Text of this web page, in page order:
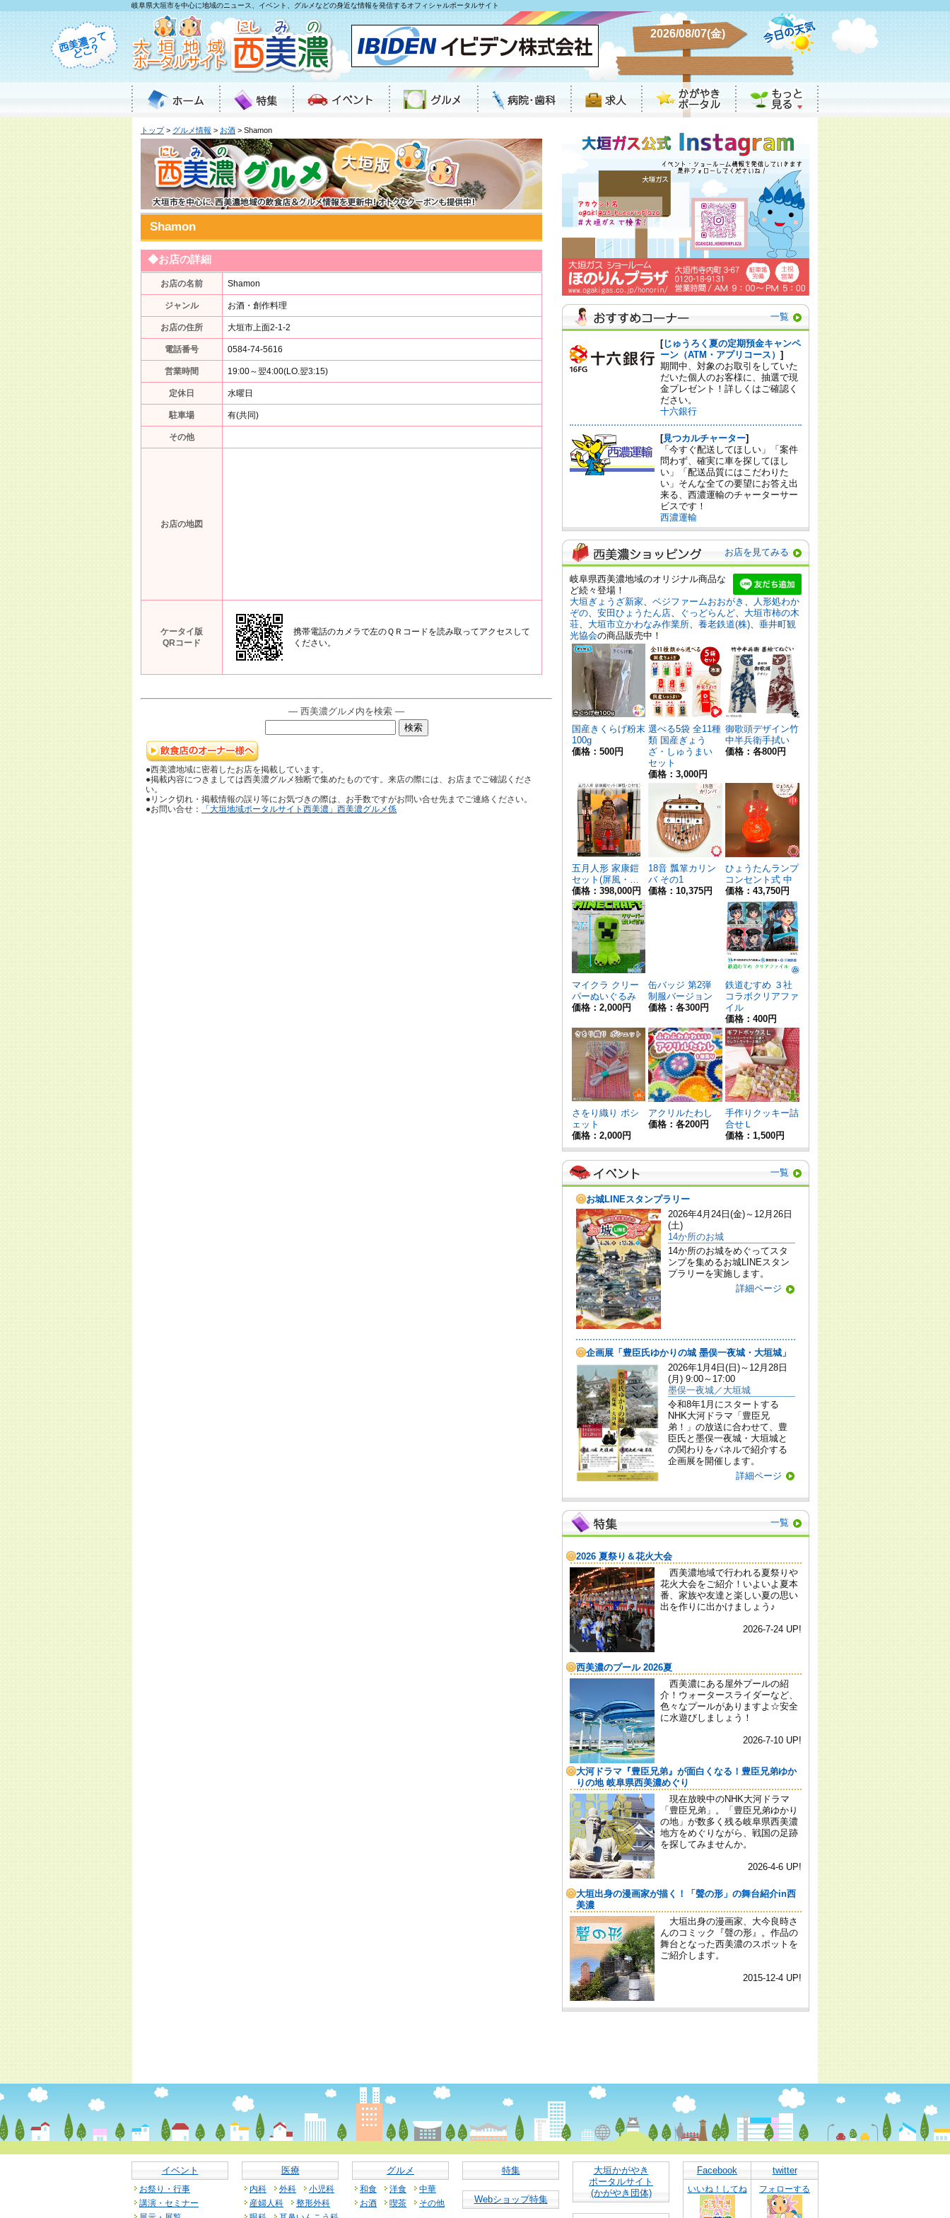
岐阜県大垣市を中心に地域のニュース、イベント、グルメなどの身近な情報を発信するオフィシャルポータルサイト
2026/08/07(金)
トップ> グルメ情報 > お酒 > Shamon
Shamon
◆お店の詳細
お店の名前 Shamon
ジャンル お酒・創作料理
お店の住所 大垣市上面2-1-2
電話番号 0584-74-5616
営業時間 19:00～翌4:00(LO.翌3:15)
定休日 水曜日
駐車場 有(共同)
その他
お店の地図
ケータイ版
QRコード
携帯電話のカメラで左のＱＲコードを読み取ってアクセスして
ください。
― 西美濃グルメ内を検索 ―
●西美濃地域に密着したお店を掲載しています。
●掲載内容につきましては西美濃グルメ独断で集めたものです。来店の際には、お店までご確認くださ
い。
●リンク切れ・掲載情報の誤り等にお気づきの際は、お手数ですがお問い合せ先までご連絡ください。
●お問い合せ：
「大垣地域ポータルサイト西美濃」西美濃グルメ係
イベント
お祭り・行事
講演・セミナー
医療
内科 外科
小児科
産婦人科
整形外科
グルメ
和食 洋食
中華
お酒
喫茶 その他
特集
Webショップ特集
大垣かがやき
ポータルサイト
(かがやき団体)
Facebook
いいね！してね
twitter
フォローする